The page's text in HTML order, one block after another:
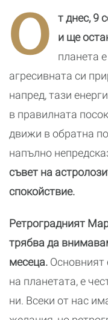
О
т днес, 9
и ще
планета
агресивната си
напред, тази
в правилната
движи в обратна
напълно
съвет на
спокойствие.
Ретроградният
трябва да
месеца. Основният
на планетата, е
ни. Всеки от нас